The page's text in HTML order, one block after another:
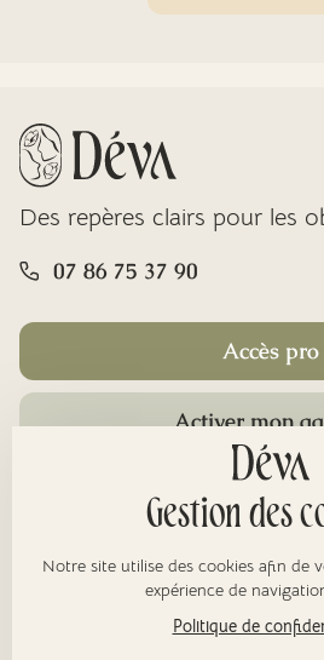
Des repères clairs pour les
07 86 75 37 90
Accès pro
Activer mon
Gestion des
Notre site utilise des cookies afin de
expérience de
Politique de